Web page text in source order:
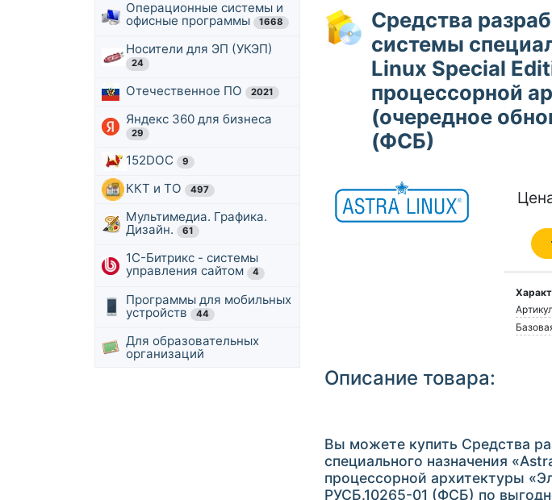
Операционные системы и
офисные программы
1668
Носители для ЭП (УКЭП)
24
Отечественное ПО 2021
Яндекс 360 для бизнеса
29
152DOC 9
ККТ и ТО 497
Мультимедиа. Графика.
Дизайн.
61
1С-Битрикс - системы
управления сайтом
4
Программы для мобильных
устройств
44
Для образовательных
организаций
Средства
системы
Linux Special
процессорной
(очередное
(ФСБ)
Описание товара:
Вы можете купить Средства
специального назначения
процессорной архитектуры
РУСБ.10265-01 (ФСБ) по